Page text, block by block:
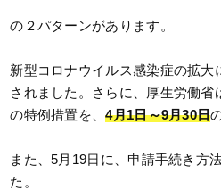
の２パターンがあります。
新型コロナウイルス感染症の拡大
されました。さらに、厚生労働省
の特例措置を、4月1日～9月30日
また、5月19日に、申請手続き方
た。